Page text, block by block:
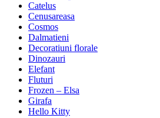
Catelus
Cenusareasa
Cosmos
Dalmatieni
Decoratiuni florale
Dinozauri
Elefant
Fluturi
Frozen – Elsa
Girafa
Hello Kitty